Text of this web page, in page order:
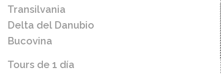
Transilvania
Delta del Danubio
Bucovina
Tours de 1 día